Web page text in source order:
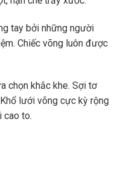
tay bởi những người
Chiếc võng luôn được
chọn khắc khe. Sợi tơ
lưới võng cực kỳ rộng
cao to.